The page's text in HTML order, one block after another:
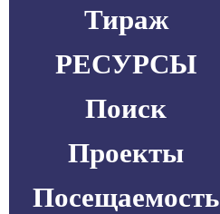
Тираж
РЕСУРСЫ
Поиск
Проекты
Посещаемость